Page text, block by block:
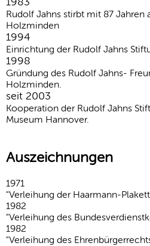
Rudolf Jahns stirbt mit 87 Jahren
Holzminden
1994
Einrichtung der Rudolf Jahns
1998
Gründung des Rudolf Jahns-
Holzminden.
seit 2003
Kooperation der Rudolf Jahns
Museum Hannover.
Auszeichnungen
1971
"Verleihung der Haarmann-
1982
"Verleihung des
1982
"Verleihung des